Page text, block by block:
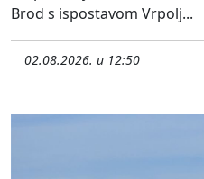
Brod s ispostavom Vrpolj...
02.08.2026. u 12:50